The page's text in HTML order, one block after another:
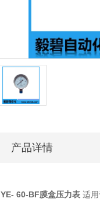
产品详情
YE- 60-BF膜盒压力表 适